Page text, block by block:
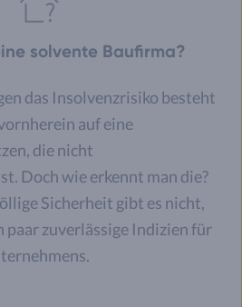
solvente Baufirma?
das Insolvenzrisiko besteht
auf eine
die nicht
Doch wie erkennt man die?
Sicherheit gibt es nicht,
paar zuverlässige Indizien für